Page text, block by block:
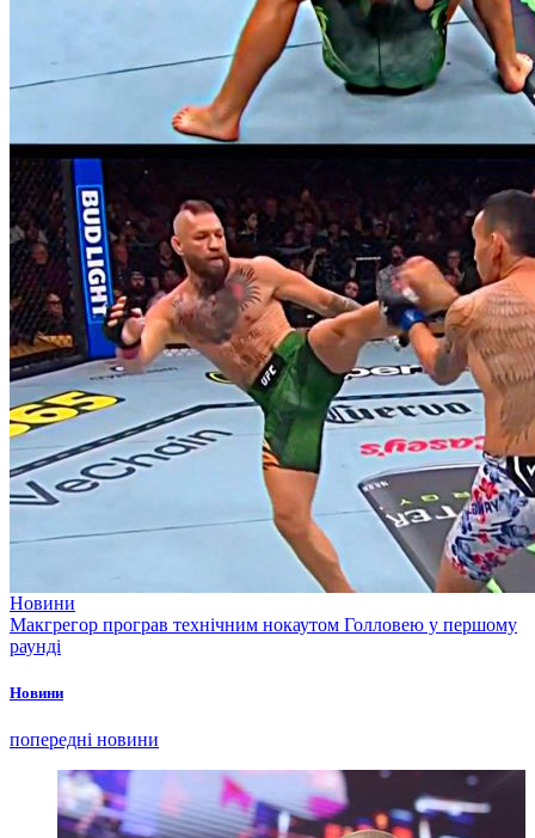
Новини
Макгрегор програв технічним нокаутом Голловею у першому
раунді
Новини
попередні новини